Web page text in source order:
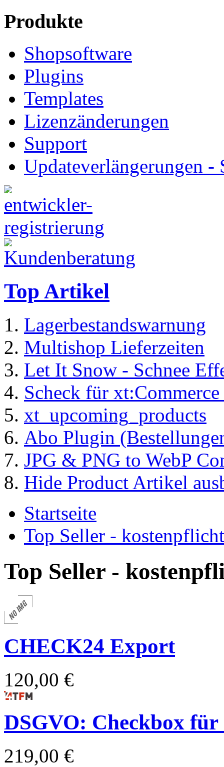
Produkte
Shopsoftware
Plugins
Templates
Lizenzänderungen
Support
Updateverlängerungen -
Top Artikel
Lagerbestandswarnung
Multishop Lieferzeiten
Let It Snow - Schnee
Scheck für
xt_upcoming_products
Abo Plugin
JPG & PNG to WebP
Hide Product Artikel
Startseite
Top Seller -
Top Seller -
CHECK24 Export
120,00 €
DSGVO: Checkbox
219,00 €